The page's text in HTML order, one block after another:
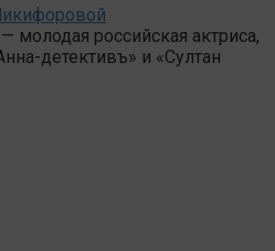
молодая российская актриса,
детективъ» и «Султан